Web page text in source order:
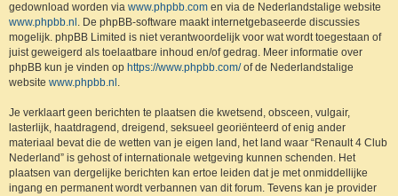
gedownload worden via www.phpbb.com en via de Nederlandstalige website
www.phpbb.nl . De phpBB-software maakt internetgebaseerde discussies
mogelijk. phpBB Limited is niet verantwoordelijk voor wat wordt toegestaan of
juist geweigerd als toelaatbare inhoud en/of gedrag. Meer informatie over
phpBB kun je vinden op https://www.phpbb.com/of de Nederlandstalige
website www.phpbb.nl .
Je verklaart geen berichten te plaatsen die kwetsend, obsceen, vulgair,
lasterlijk, haatdragend, dreigend, seksueel georiënteerd of enig ander
materiaal bevat die de wetten van je eigen land, het land waar “Renault 4 Club
Nederland” is gehost of internationale wetgeving kunnen schenden. Het
plaatsen van dergelijke berichten kan ertoe leiden dat je met onmiddellijke
ingang en permanent wordt verbannen van dit forum. Tevens kan je provider